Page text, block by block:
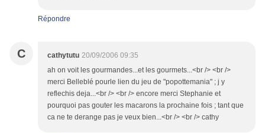
Répondre
C cathytutu 20/09/2006 09:35
ah on voit les gourmandes...et les gourmets...<br /> <br />
merci Belleblé pourle lien du jeu de "popottemania" ; j y
reflechis deja...<br /> <br /> encore merci Stephanie et
pourquoi pas gouter les macarons la prochaine fois ; tant que
ca ne te derange pas je veux bien...<br /> <br /> cathy